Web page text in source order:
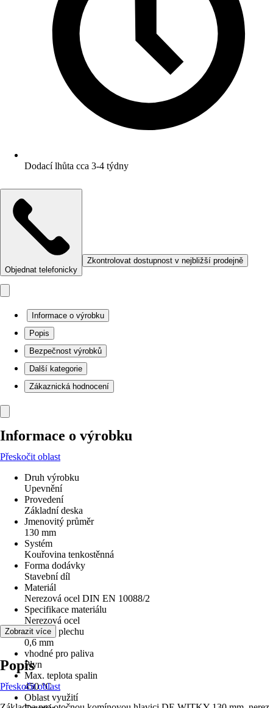
Dodací lhůta cca 3-4 týdny
Objednat telefonicky
Zkontrolovat dostupnost v nejbližší prodejně
Informace o výrobku
Popis
Bezpečnost výrobků
Další kategorie
Zákaznická hodnocení
Informace o výrobku
Přeskočit oblast
Druh výrobku
Upevnění
Provedení
Základní deska
Jmenovitý průměr
130 mm
Systém
Kouřovina tenkostěnná
Forma dodávky
Stavební díl
Materiál
Nerezová ocel DIN EN 10088/2
Specifikace materiálu
Nerezová ocel
tloušťka plechu
0,6 mm
vhodné pro paliva
Plyn
Max. teplota spalin
450 °C
Oblast využití
Zobrazit více
Popis
Přeskočit oblast